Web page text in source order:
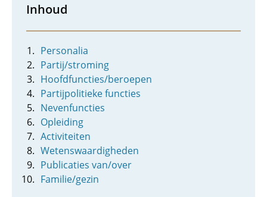
Inhoud
Personalia
Partij/stroming
Hoofdfuncties/beroepen
Partijpolitieke functies
Nevenfuncties
Opleiding
Activiteiten
Wetenswaardigheden
Publicaties van/over
Familie/gezin